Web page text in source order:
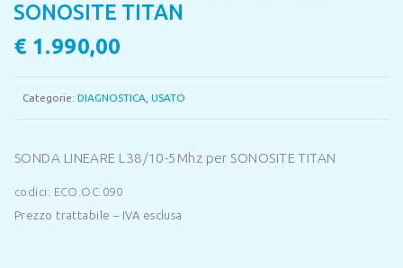
SONOSITE TITAN
€ 1.990,00
Categorie: DIAGNOSTICA USATO
SONDA LINEARE L38/10-5Mhz per SONOSITE TITAN
codici: ECO.OC.090
Prezzo trattabile – IVA esclusa